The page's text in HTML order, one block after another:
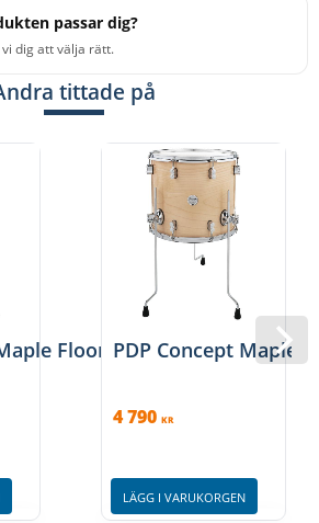
passar dig?
dig att välja rätt.
tittade på
Floor Tom, 14x16''
PDP Concept Maple
4 790 KR
LÄGG I VARUKORGEN